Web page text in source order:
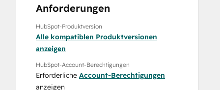
Anforderungen
HubSpot-Produktversion
Alle kompatiblen Produktversionen
anzeigen
HubSpot-Account-Berechtigungen
Erforderliche Account-Berechtigungen
anzeigen